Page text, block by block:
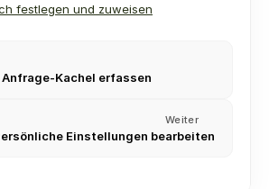
festlegen und zuweisen
Anfrage-Kachel erfassen
Weiter
Einstellungen bearbeiten